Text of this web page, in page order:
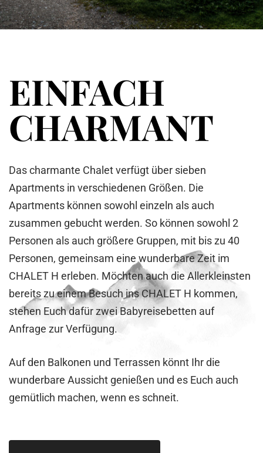
EINFACH
CHARMANT
Das charmante Chalet verfügt über sieben
Apartments in verschiedenen Größen. Die
Apartments können sowohl einzeln als auch
zusammen gebucht werden. So können sowohl 2
Personen als auch größere Gruppen, mit bis zu 40
Personen, gemeinsam eine wunderbare Zeit im
CHALET H erleben. Möchten auch die Allerkleinsten
bereits zu einem Besuch ins CHALET H kommen,
stehen Euch dafür zwei Babyreisebetten auf
Anfrage zur Verfügung.
Auf den Balkonen und Terrassen könnt Ihr die
wunderbare Aussicht genießen und es Euch auch
gemütlich machen, wenn es schneit.